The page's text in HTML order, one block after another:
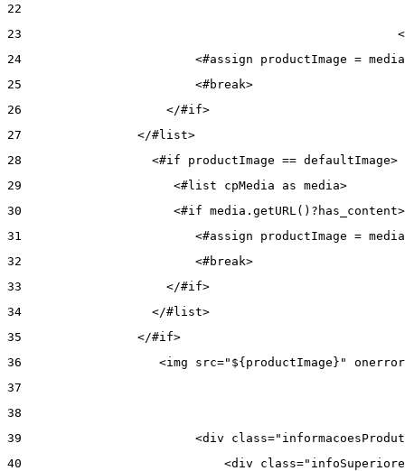
22
23
24
<#assign productImage =
25
                        <#break>
26
                    </#if>
27
                </#list>
28
                  <#if productImage == defaultImage>
29
                     <#list cpMedia as media>
30
<#if
31
<#assign productImage =
32
                        <#break>
33
                    </#if>
34
                  </#list>
35
                </#if>
36
<img src="${productImage}"
37
38
39
<div
40
<div